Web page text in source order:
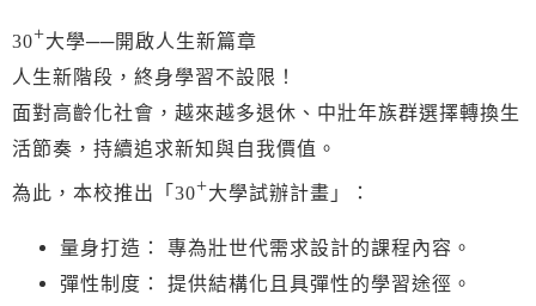
30+大學──開啟人生新篇章
人生新階段，終身學習不設限！
面對高齡化社會，越來越多退休、中壯年族群選擇轉換生
活節奏，持續追求新知與自我價值。
為此，本校推出「30+大學試辦計畫」：
量身打造： 專為壯世代需求設計的課程內容。
彈性制度： 提供結構化且具彈性的學習途徑。